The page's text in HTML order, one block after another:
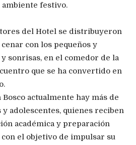
festivo.
del Hotel se distribuyeron
con los pequeños y
sonrisas, en el comedor de la
que se ha convertido en
Bosco actualmente hay más de
adolescentes, quienes reciben
académica y preparación
el objetivo de impulsar su